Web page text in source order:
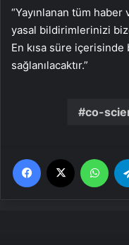
“Yayınlanan tüm
yasal bildirimlerinizi
En kısa süre
sağlanılacaktır.”
co-
Facebook